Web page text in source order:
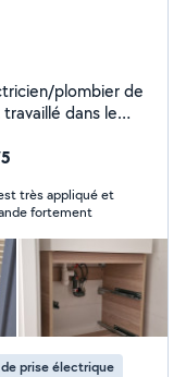
dans le
cuisine etc...
Je recommande fortement
de prise électrique